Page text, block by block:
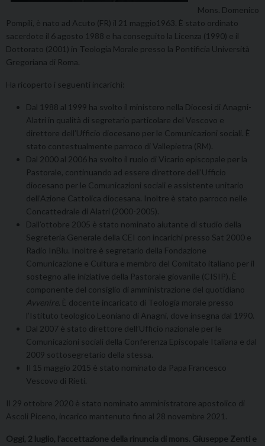
Mons. Domenico
Pompili, è nato ad Acuto (FR) il 21 maggio1963. È stato ordinato
sacerdote il 6 agosto 1988 e ha conseguito la Licenza (1990) e il
Dottorato (2001) in Teologia Morale presso la Pontificia Università
Gregoriana di Roma.
Ha ricoperto i seguenti incarichi:
Dal 1988 al 1999 ha svolto il ministero nella Diocesi di Anagni-
Alatri in qualità di segretario particolare del Vescovo e
direttore dell’Ufficio diocesano per le Comunicazioni sociali. È
stato contestualmente parroco di Vallepietra (RM).
Dal 2000 al 2006 ha svolto il ruolo di Vicario episcopale per la
Pastorale, continuando ad essere direttore dell’Ufficio
diocesano per le Comunicazioni sociali e assistente unitario
dell’Azione Cattolica diocesana. Inoltre è stato parroco nelle
Concattedrale di Alatri (2000-2005).
Dall’ottobre 2005 è stato nominato aiutante di studio della
Segreteria Generale della CEI con incarichi presso Sat 2000 e
Radio InBlu. Inoltre è segretario della Fondazione
Comunicazione e Cultura e membro del Comitato italiano per il
sostegno alle iniziative della Pastorale giovanile (CISIP). È
componente del consiglio di amministrazione del quotidiano
Avvenire. È docente incaricato di Teologia morale presso
l’Istituto teologico Leoniano di Anagni, dove insegna dal 1990.
Dal 2007 è stato direttore dell’Ufficio nazionale per le
Comunicazioni sociali della Conferenza Episcopale Italiana e dal
2009 sottosegretario della stessa.
Il 15 maggio 2015 è stato nominato da Papa Francesco
Vescovo di Rieti.
Il 29 ottobre 2020 è stato nominato amministratore apostolico di
Ascoli Piceno, incarico mantenuto fino al 28 novembre 2021.
Oggi, 2 luglio, l’accettazione della rinuncia di mons. Giuseppe Zenti e